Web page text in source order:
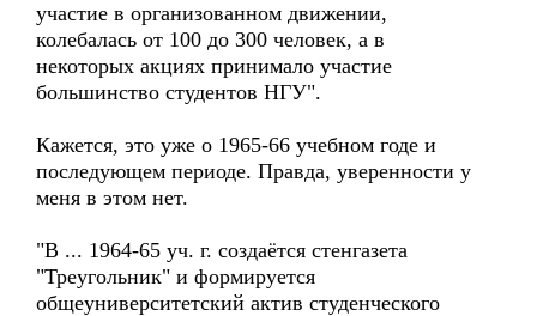
участие в организованном движении,
колебалась от 100 до 300 человек, а в
некоторых акциях принимало участие
большинство студентов НГУ".
Кажется, это уже о 1965-66 учебном годе и
последующем периоде. Правда, уверенности у
меня в этом нет.
"В ... 1964-65 уч. г. создаётся стенгазета
"Треугольник" и формируется
общеуниверситетский актив студенческого